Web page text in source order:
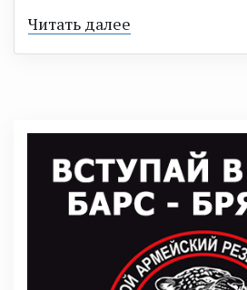
Читать далее